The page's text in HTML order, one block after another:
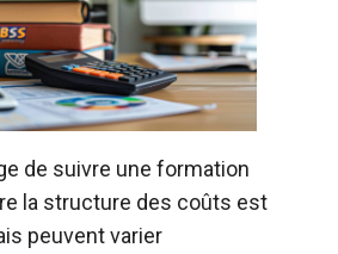
de suivre une formation
la structure des coûts est
peuvent varier